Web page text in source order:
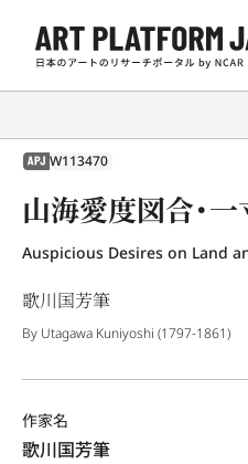
APJ W113470
山海愛度図合・
Auspicious Desires on Land
歌川国芳筆
By Utagawa Kuniyoshi (1797-1861)
作家名
歌川国芳筆